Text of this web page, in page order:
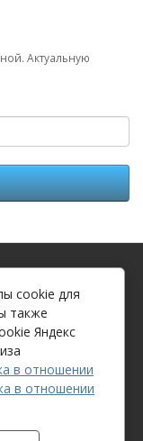
Актуальную
cookie
данных
cookie для
также
Яндекс
в отношении
в отношении